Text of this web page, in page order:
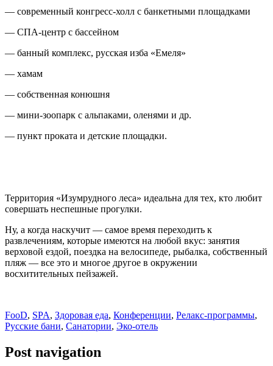
— современный конгресс-холл с банкетными площадками
— СПА-центр с бассейном
— банный комплекс, русская изба «Емеля»
— хамам
— собственная конюшня
— мини-зоопарк с альпаками, оленями и др.
— пункт проката и детские площадки.
Территория «Изумрудного леса» идеальна для тех, кто любит
совершать неспешные прогулки.
Ну, а когда наскучит — самое время переходить к
развлечениям, которые имеются на любой вкус: занятия
верховой ездой, поездка на велосипеде, рыбалка, собственный
пляж — все это и многое другое в окружении
восхитительных пейзажей.
FooD, SPA, Здоровая еда, Конференции, Релакс-программы,
Русские бани, Санатории, Эко-отель
Post navigation